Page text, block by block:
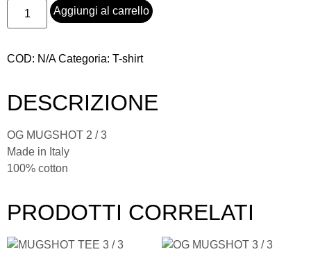
Aggiungi al carrello
COD: N/A Categoria: T-shirt
DESCRIZIONE
OG MUGSHOT 2 / 3
Made in Italy
100% cotton
PRODOTTI CORRELATI